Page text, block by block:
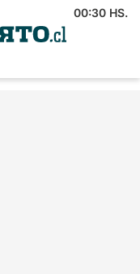
00:30 HS.